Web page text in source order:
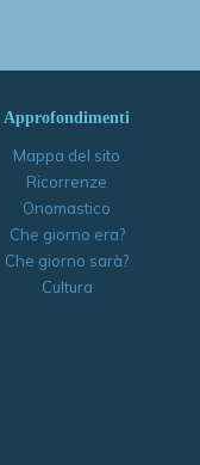
Approfondimenti
Mappa del sito
Ricorrenze
Onomastico
Che giorno era?
Che giorno sarà?
Cultura